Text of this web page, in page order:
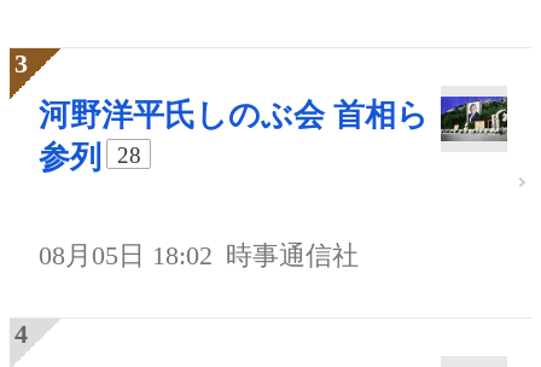
河野洋平氏しのぶ会 首相ら
参列
28
08月05日 18:02 時事通信社